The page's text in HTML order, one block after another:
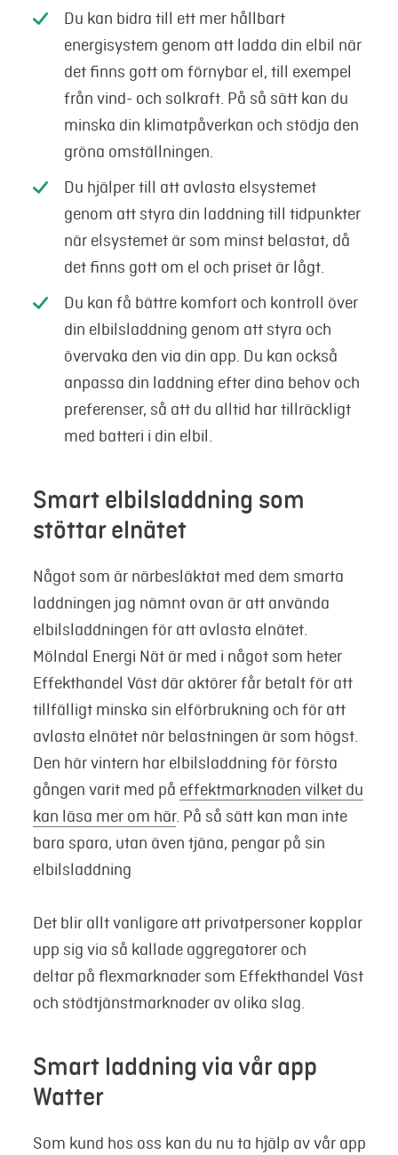
Du kan bidra till ett mer hållbart
energisystem genom att ladda din elbil när
det finns gott om förnybar el, till exempel
från vind- och solkraft. På så sätt kan du
minska din klimatpåverkan och stödja den
gröna omställningen.
Du hjälper till att avlasta elsystemet
genom att styra din laddning till tidpunkter
när elsystemet är som minst belastat, då
det finns gott om el och priset är lågt.
Du kan få bättre komfort och kontroll över
din elbilsladdning genom att styra och
övervaka den via din app. Du kan också
anpassa din laddning efter dina behov och
preferenser, så att du alltid har tillräckligt
med batteri i din elbil.
Smart elbilsladdning som
stöttar elnätet
Något som är närbesläktat med dem smarta
laddningen jag nämnt ovan är att använda
elbilsladdningen för att avlasta elnätet.
Mölndal Energi Nät är med i något som heter
Effekthandel Väst där aktörer får betalt för att
tillfälligt minska sin elförbrukning och för att
avlasta elnätet när belastningen är som högst.
Den här vintern har elbilsladdning för första
gången varit med på effektmarknaden vilket du
kan läsa mer om här. På så sätt kan man inte
bara spara, utan även tjäna, pengar på sin
elbilsladdning
Det blir allt vanligare att privatpersoner kopplar
upp sig via så kallade aggregatorer och
deltar på flexmarknader som Effekthandel Väst
och stödtjänstmarknader av olika slag.
Smart laddning via vår app
Watter
Som kund hos oss kan du nu ta hjälp av vår app